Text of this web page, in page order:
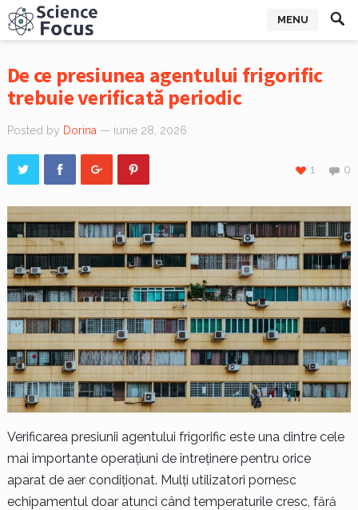
MENU
De ce presiunea agentului frigorific
trebuie verificată periodic
Posted by Dorina — iunie 28, 2026
0
1
Verificarea presiunii agentului frigorific este una dintre cele
mai importante operațiuni de întreținere pentru orice
aparat de aer condiționat. Mulți utilizatori pornesc
echipamentul doar atunci când temperaturile cresc, fără